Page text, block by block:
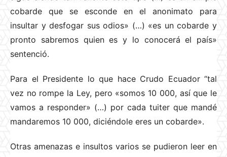
cobarde que se esconde en el anonimato para
insultar y desfogar sus odios» (…) «es un cobarde y
pronto sabremos quien es y lo conocerá el país»
sentenció.
Para el Presidente lo que hace Crudo Ecuador “tal
vez no rompe la Ley, pero «somos 10 000, así que le
vamos a responder» (…) por cada tuiter que mandé
mandaremos 10 000, diciéndole eres un cobarde».
Otras amenazas e insultos varios se pudieron leer en